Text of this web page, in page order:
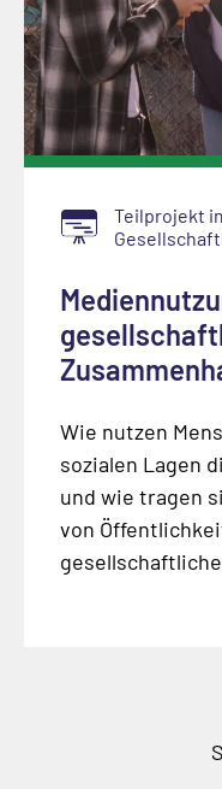
Teilprojekt
Wie nutzen
sozialen Lagen
und wie tragen
von